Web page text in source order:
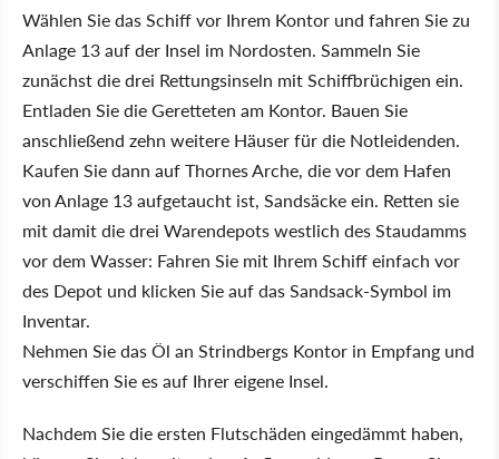
Wählen Sie das Schiff vor Ihrem Kontor und fahren Sie zu
Anlage 13 auf der Insel im Nordosten. Sammeln Sie
zunächst die drei Rettungsinseln mit Schiffbrüchigen ein.
Entladen Sie die Geretteten am Kontor. Bauen Sie
anschließend zehn weitere Häuser für die Notleidenden.
Kaufen Sie dann auf Thornes Arche, die vor dem Hafen
von Anlage 13 aufgetaucht ist, Sandsäcke ein. Retten sie
mit damit die drei Warendepots westlich des Staudamms
vor dem Wasser: Fahren Sie mit Ihrem Schiff einfach vor
des Depot und klicken Sie auf das Sandsack-Symbol im
Inventar.
Nehmen Sie das Öl an Strindbergs Kontor in Empfang und
verschiffen Sie es auf Ihrer eigene Insel.
Nachdem Sie die ersten Flutschäden eingedämmt haben,